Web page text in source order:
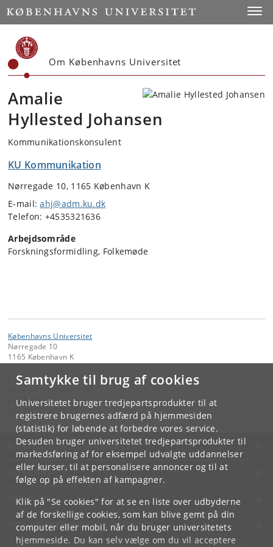
Samtykke til brug af cookies
Universitetet bruger tredjepartsprodukter til at
registrere brugernes adfærd på hjemmesiden
(statistik) for løbende at forbedre vores service.
Desuden bruger universitetet tredjepartsprodukter til
markedsføring af for eksempel udvalgte uddannelser
eller kurser, til at personalisere annoncer og til at
følge op på effekten af kampagner.
Klik på "Se cookies" for at se en liste over udbyderne
af de forskellige cookies, som kan blive gemt på din
computer eller mobil, når du bruger universitetets
hjemmeside. Du kan selv vælge om du vil acceptere
Start
Om Københavns Universitet
Amalie
Hyllested Johansen
Kommunikationskonsulent
KU Kommunikation
Nørregade 10, 1165 København K
E-mail:ahj@adm.ku.dk
Telefon: +4535321636
Arbejdsområde
Forskningsformidling, Folkemøde
Københavns Universitet
Nørregade 10
1165 København K
Kontakt:
Københavns Universitet
@ku.dk
KØBENHAVNS UNIVERSITET
KONTAKT
SERVICES
FOR STUDERENDE OG ANSATTE